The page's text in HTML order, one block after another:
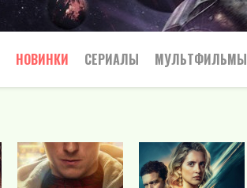
Боевики
Вестерн
НОВИНКИ СЕРИАЛЫ
Боевик
Мелодрамы
МУЛЬТФИЛЬМЫ